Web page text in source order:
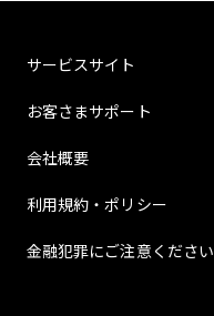
サービスサイト
お客さまサポート
会社概要
利用規約・ポリシー
金融犯罪にご注意ください